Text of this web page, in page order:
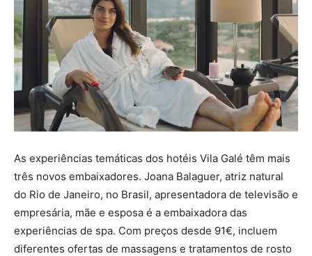
As experiências temáticas dos hotéis Vila Galé têm mais
três novos embaixadores. Joana Balaguer, atriz natural
do Rio de Janeiro, no Brasil, apresentadora de televisão e
empresária, mãe e esposa é a embaixadora das
experiências de spa. Com preços desde 91€, incluem
diferentes ofertas de massagens e tratamentos de rosto